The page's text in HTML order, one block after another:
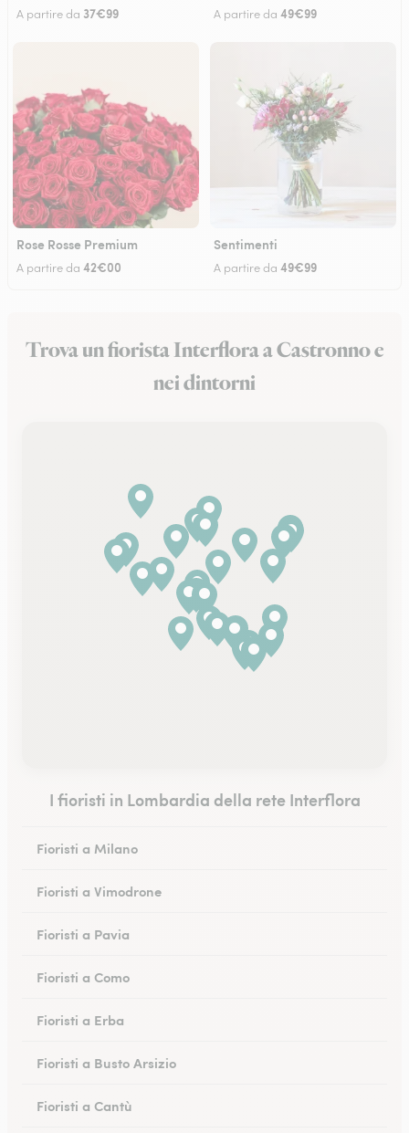
A partire da 37€99 A partire da 49€99
Rose Rosse Premium
A partire da 42€00
Sentimenti
A partire da 49€99
Trova un fiorista Interflora a Castronno e
nei dintorni
I fioristi in Lombardia della rete Interflora
Fioristi a Milano
Fioristi a Vimodrone
Fioristi a Pavia
Fioristi a Como
Fioristi a Erba
Fioristi a Busto Arsizio
Fioristi a Cantù